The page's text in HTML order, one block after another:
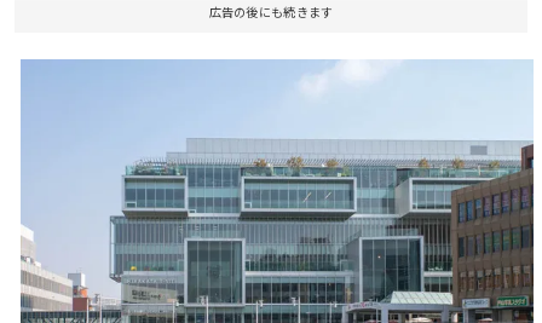
広告の後にも続きます